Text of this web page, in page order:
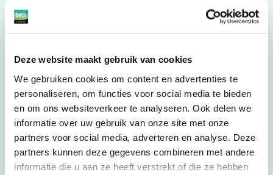
Deze website maakt gebruik van cookies
We gebruiken cookies om content en advertenties te
personaliseren, om functies voor social media te bieden
en om ons websiteverkeer te analyseren. Ook delen we
informatie over uw gebruik van onze site met onze
partners voor social media, adverteren en analyse. Deze
partners kunnen deze gegevens combineren met andere
informatie die u aan ze heeft verstrekt of die ze hebben
direct de toelichting op onze Security
Baseline.
" geeft vereiste velden aan
Zakelijk